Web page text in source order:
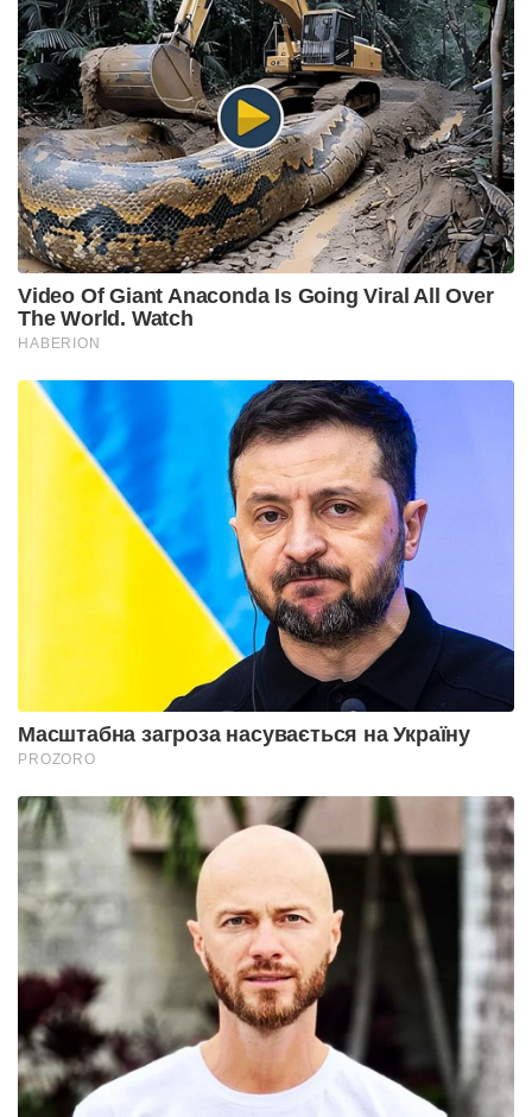
Video Of Giant Anaconda Is Going Viral All Over
The World. Watch
HABERION
Масштабна загроза насувається на Україну
PROZORO